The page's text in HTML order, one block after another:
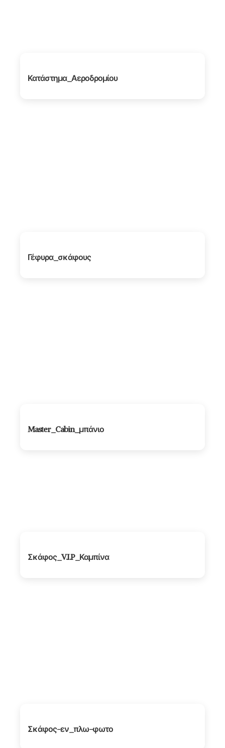
Κατάστημα_Αεροδρομίου
Γέφυρα_σκάφους
Master_Cabin_μπάνιο
Σκάφος_V.I.P_Καμπίνα
Σκάφος-εν_πλω-φωτο